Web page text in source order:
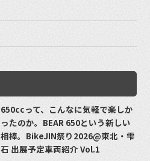
650ccって、こんなに気軽で楽しか
ったのか。BEAR 650という新しい
相棒。BikeJIN祭り2026@東北・雫
石 出展予定車両紹介 Vol.1